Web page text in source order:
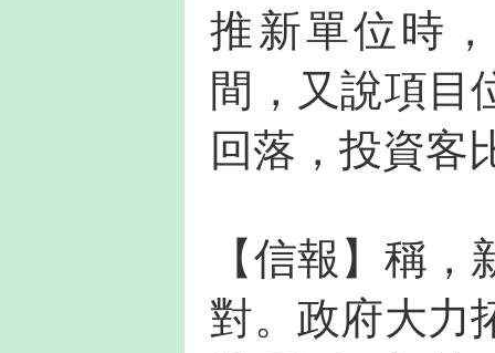
推新單位時
間，又說項目
回落，投資客
【信報】稱
對。政府大力